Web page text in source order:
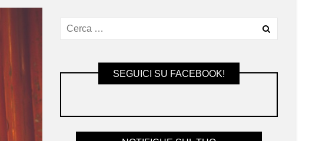
SEGUICI SU FACEBOOK!